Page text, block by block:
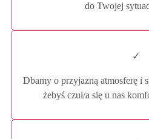
do Twojej
✓
Dbamy o przyjazną atmosferę i
żebyś czuł/a się u nas